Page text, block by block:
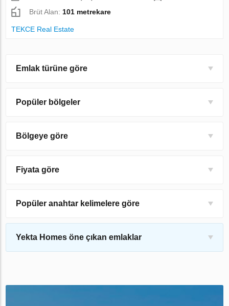
Brüt Alan: 101 metrekare
TEKCE Real Estate
Emlak türüne göre
Popüler bölgeler
Bölgeye göre
Fiyata göre
Popüler anahtar kelimelere göre
Yekta Homes öne çıkan emlaklar